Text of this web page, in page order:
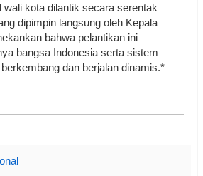
wali kota dilantik secara serentak
dipimpin langsung oleh Kepala
bahwa pelantikan ini
bangsa Indonesia serta sistem
dan berjalan dinamis.*